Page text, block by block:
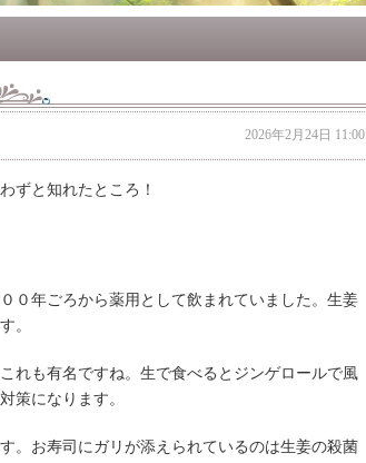
2026年2月24日 11:00
ずと知れたところ！
０年ごろから薬用として飲まれていました。生姜
。
れも有名ですね。生で食べるとジンゲロールで風
策になります。
。お寿司にガリが添えられているのは生姜の殺菌